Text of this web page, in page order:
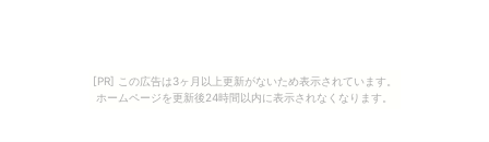
[PR] この広告は3ヶ月以上更新がないため表示されています。
ホームページを更新後24時間以内に表示されなくなります。